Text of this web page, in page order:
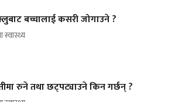
बच्चालाई कसरी जोगाउने ?
स्वास्थ्य
रुने तथा छट्पट्याउने किन गर्छन् ?